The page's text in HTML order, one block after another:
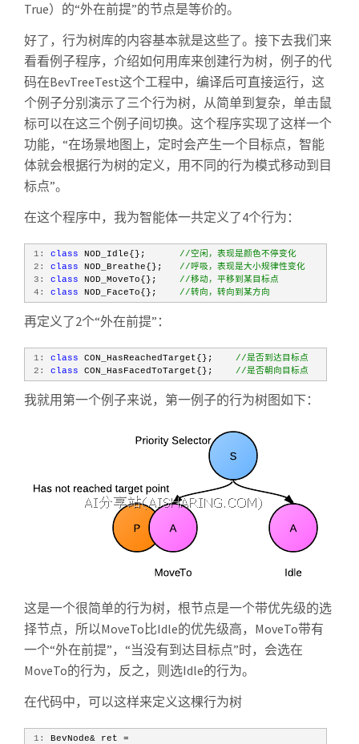
True）的“外在前提”的节点是等价的。
好了，行为树库的内容基本就是这些了。接下去我们来
看看例子程序，介绍如何用库来创建行为树，例子的代
码在BevTreeTest这个工程中，编译后可直接运行，这
个例子分别演示了三个行为树，从简单到复杂，单击鼠
标可以在这三个例子间切换。这个程序实现了这样一个
功能，“在场景地图上，定时会产生一个目标点，智能
体就会根据行为树的定义，用不同的行为模式移动到目
标点”。
在这个程序中，我为智能体一共定义了4个行为：
1: class NOD_Idle{}; //空闲，表现是颜色不停变化
2:
class NOD_Breathe{}; //呼吸，表现是大小规律性变化
3:
class NOD_MoveTo{}; //移动，平移到某目标点
4:
class NOD_FaceTo{}; //转向，转向到某方向
再定义了2个“外在前提”：
1: class CON_HasReachedTarget{}; //是否到达目标点
2:
class CON_HasFacedToTarget{}; //是否朝向目标点
我就用第一个例子来说，第一例子的行为树图如下：
这是一个很简单的行为树，根节点是一个带优先级的选
择节点，所以MoveTo比Idle的优先级高，MoveTo带有
一个“外在前提”，“当没有到达目标点”时，会选在
MoveTo的行为，反之，则选Idle的行为。
在代码中，可以这样来定义这棵行为树
1:
BevNode& ret =